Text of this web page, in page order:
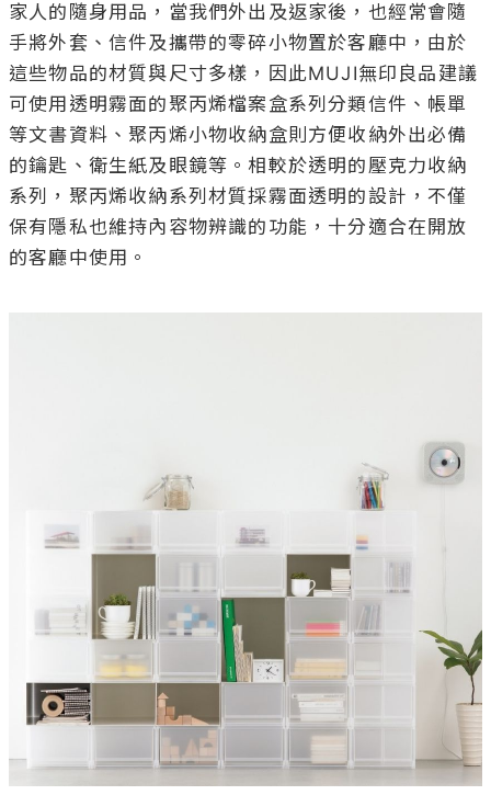
家人的隨身用品，當我們外出及返家後，也經常會隨
手將外套、信件及攜帶的零碎小物置於客廳中，由於
這些物品的材質與尺寸多樣，因此MUJI無印良品建議
可使用透明霧面的聚丙烯檔案盒系列分類信件、帳單
等文書資料、聚丙烯小物收納盒則方便收納外出必備
的鑰匙、衛生紙及眼鏡等。相較於透明的壓克力收納
系列，聚丙烯收納系列材質採霧面透明的設計，不僅
保有隱私也維持內容物辨識的功能，十分適合在開放
的客廳中使用。